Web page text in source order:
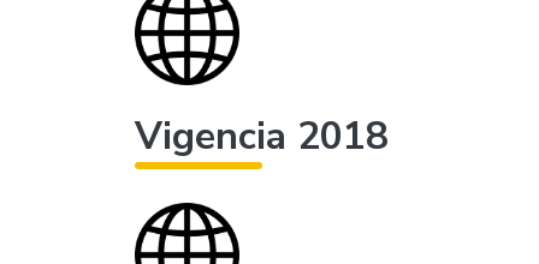
Vigencia 2018